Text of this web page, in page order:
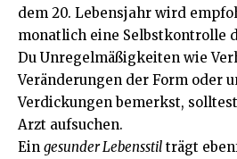
dem 20. Lebensjahr wird
monatlich eine Selbstkontrolle
Du Unregelmäßigkeiten wie
Veränderungen der Form oder
Verdickungen bemerkst,
Arzt aufsuchen.
Ein gesunder Lebensstil trägt